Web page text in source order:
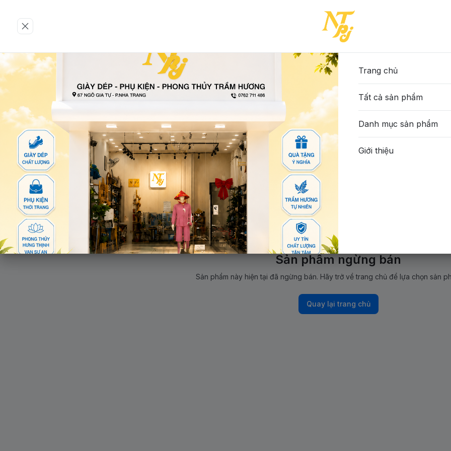
Sản phẩm ngừng bán
Sản phẩm này hiện tại đã ngừng bán. Hãy trở về trang chủ để lựa chọn sản
Quay lại trang chủ
Trang chủ
Tất cả sản phẩm
Danh mục sản phẩm
Giới thiệu